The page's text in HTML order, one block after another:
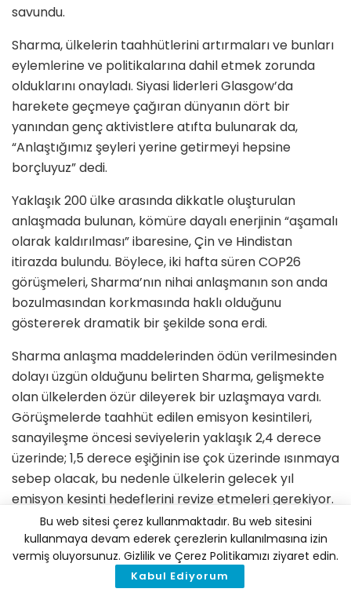
savundu.
Sharma, ülkelerin taahhütlerini artırmaları ve bunları
eylemlerine ve politikalarına dahil etmek zorunda
olduklarını onayladı. Siyasi liderleri Glasgow’da
harekete geçmeye çağıran dünyanın dört bir
yanından genç aktivistlere atıfta bulunarak da,
“Anlaştığımız şeyleri yerine getirmeyi hepsine
borçluyuz” dedi.
Yaklaşık 200 ülke arasında dikkatle oluşturulan
anlaşmada bulunan, kömüre dayalı enerjinin “aşamalı
olarak kaldırılması” ibaresine, Çin ve Hindistan
itirazda bulundu. Böylece, iki hafta süren COP26
görüşmeleri, Sharma’nın nihai anlaşmanın son anda
bozulmasından korkmasında haklı olduğunu
göstererek dramatik bir şekilde sona erdi.
Sharma anlaşma maddelerinden ödün verilmesinden
dolayı üzgün olduğunu belirten Sharma, gelişmekte
olan ülkelerden özür dileyerek bir uzlaşmaya vardı.
Görüşmelerde taahhüt edilen emisyon kesintileri,
sanayileşme öncesi seviyelerin yaklaşık 2,4 derece
üzerinde; 1,5 derece eşiğinin ise çok üzerinde ısınmaya
sebep olacak, bu nedenle ülkelerin gelecek yıl
emisyon kesinti hedeflerini revize etmeleri gerekiyor.
BM kurallarına göre İngiltere, gelecek Kasım ayında
Mısır hükümeti başkanlığı devralana kadar,
önümüzdeki yıl için iklim müzakerelerinin
Bu web sitesi çerez kullanmaktadır. Bu web sitesini
kullanmaya devam ederek çerezlerin kullanılmasına izin
vermiş oluyorsunuz. Gizlilik ve Çerez Politikamızı ziyaret edin.
Kabul Ediyorum